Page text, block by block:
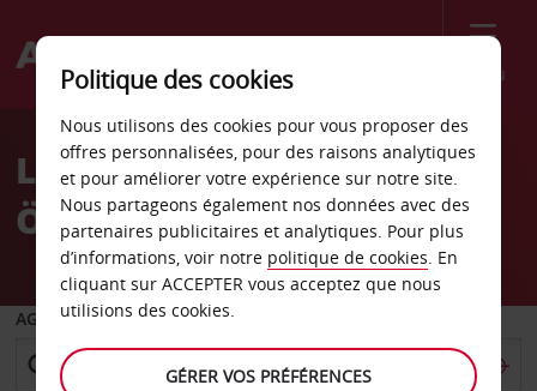
Menu
Welcome
AvisLocation de voiture
Örnsköldsvik - Ville
AGENCE DE DÉPART
Politique des cookies
Nous utilisons des cookies pour vous proposer des
offres personnalisées, pour des raisons analytiques
et pour améliorer votre expérience sur notre site.
Nous partageons également nos données avec des
partenaires publicitaires et analytiques. Pour plus
d’informations, voir notre politique de cookies. En
cliquant sur ACCEPTER vous acceptez que nous
utilisions des cookies.
GÉRER VOS PRÉFÉRENCES